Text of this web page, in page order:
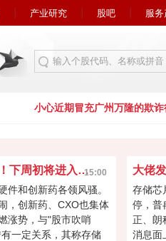
产业研究 股吧 服
小心近期冒充广州万隆的欺诈
市场风向又变了！下周初将进入关键窗口？15:00
件和创新药各领风骚。
，创新药、CXO也集体
涨势，与"股市吹哨
一定关系，其称存储
存储芯
停，普
正、朗
消息面